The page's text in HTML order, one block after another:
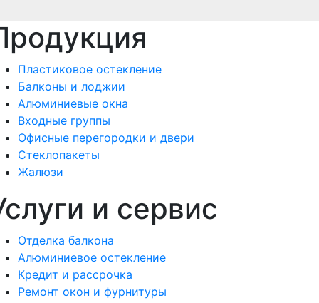
Пластиковое остекление
Балконы и лоджии
Алюминиевые окна
Входные группы
Офисные перегородки и двери
Стеклопакеты
Жалюзи
и сервис
Отделка балкона
Алюминиевое остекление
Кредит и рассрочка
Ремонт окон и фурнитуры